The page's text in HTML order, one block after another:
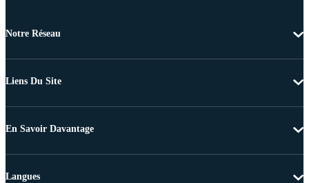
Notre Réseau
Liens Du Site
En Savoir Davantage
Langues